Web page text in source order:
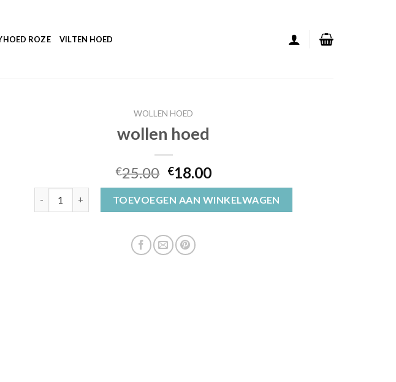
ROZE VILTEN HOED
WOLLEN HOED
wollen hoed
€25.00 €18.00
TOEVOEGEN AAN WINKELWAGEN